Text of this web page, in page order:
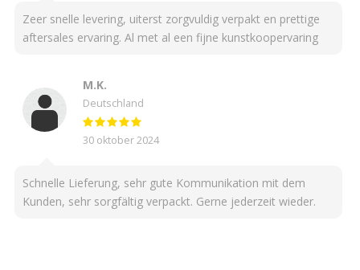
Zeer snelle levering, uiterst zorgvuldig verpakt en prettige
aftersales ervaring. Al met al een fijne kunstkoopervaring
M.K.
Deutschland
30 oktober 2024
Schnelle Lieferung, sehr gute Kommunikation mit dem
Kunden, sehr sorgfältig verpackt. Gerne jederzeit wieder.